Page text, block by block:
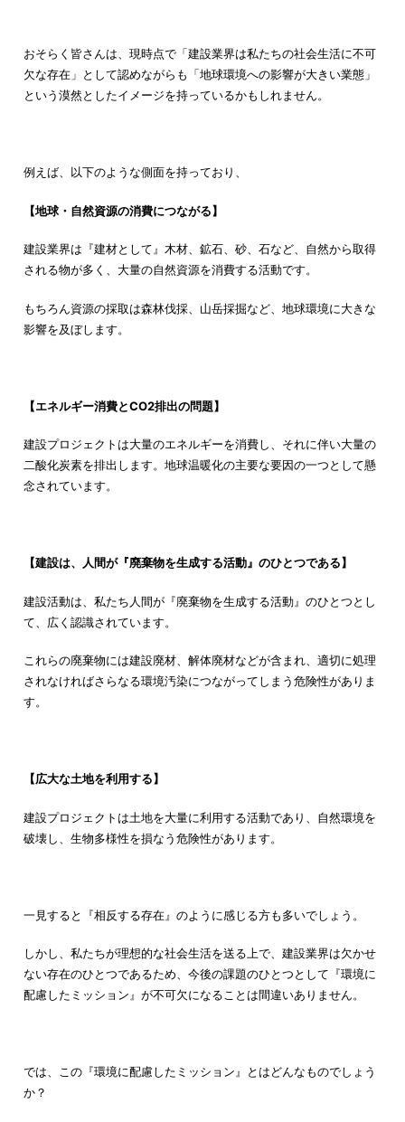
おそらく皆さんは、現時点で「建設業界は私たちの社会生活に不可
欠な存在」として認めながらも「地球環境への影響が大きい業態」
という漠然としたイメージを持っているかもしれません。
例えば、以下のような側面を持っており、
【地球・自然資源の消費につながる】
建設業界は『建材として』木材、鉱石、砂、石など、自然から取得
される物が多く、大量の自然資源を消費する活動です。
もちろん資源の採取は森林伐採、山岳採掘など、地球環境に大きな
影響を及ぼします。
【エネルギー消費とCO2排出の問題】
建設プロジェクトは大量のエネルギーを消費し、それに伴い大量の
二酸化炭素を排出します。地球温暖化の主要な要因の一つとして懸
念されています。
【建設は、人間が『廃棄物を生成する活動』のひとつである】
建設活動は、私たち人間が『廃棄物を生成する活動』のひとつとし
て、広く認識されています。
これらの廃棄物には建設廃材、解体廃材などが含まれ、適切に処理
されなければさらなる環境汚染につながってしまう危険性がありま
す。
【広大な土地を利用する】
建設プロジェクトは土地を大量に利用する活動であり、自然環境を
破壊し、生物多様性を損なう危険性があります。
一見すると『相反する存在』のように感じる方も多いでしょう。
しかし、私たちが理想的な社会生活を送る上で、建設業界は欠かせ
ない存在のひとつであるため、今後の課題のひとつとして『環境に
配慮したミッション』が不可欠になることは間違いありません。
では、この『環境に配慮したミッション』とはどんなものでしょう
か？